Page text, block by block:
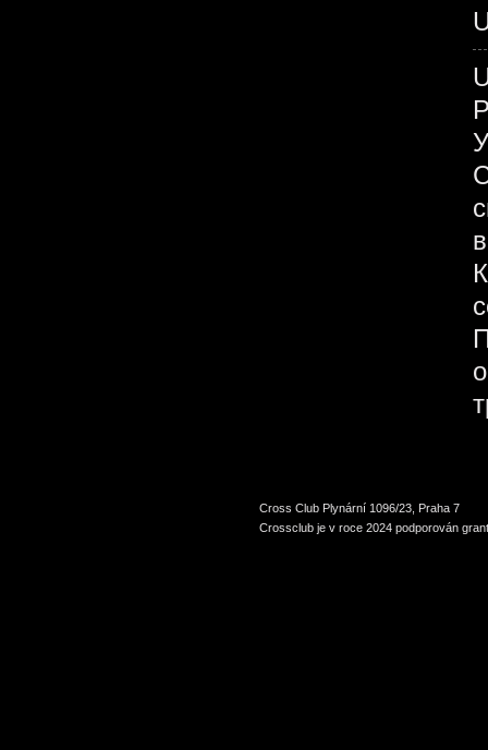
Cross Club Plynární 1096/23, Praha 7
Crossclub je v roce 2024 podporován